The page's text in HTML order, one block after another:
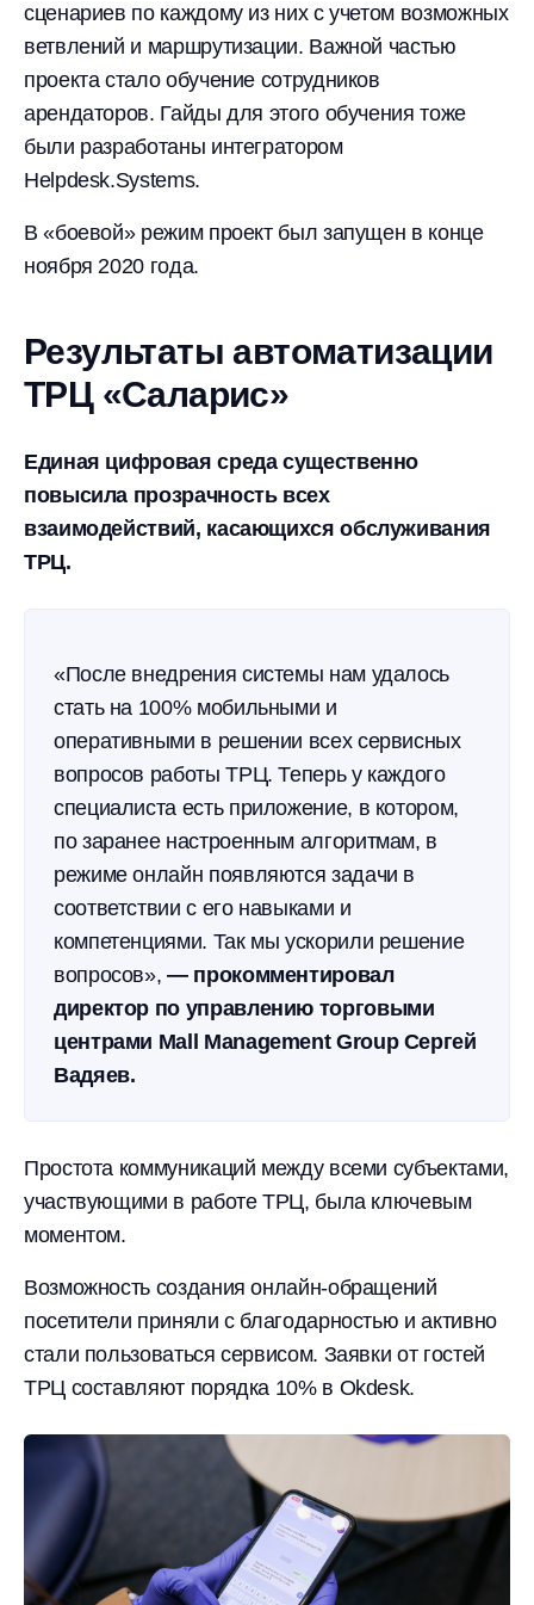
сценариев по каждому из них с учетом возможных
ветвлений и маршрутизации. Важной частью
проекта стало обучение сотрудников
арендаторов. Гайды для этого обучения тоже
были разработаны интегратором
Helpdesk.Systems.
В «боевой» режим проект был запущен в конце
ноября 2020 года.
Результаты автоматизации
ТРЦ «Саларис»
Единая цифровая среда существенно
повысила прозрачность всех
взаимодействий, касающихся обслуживания
ТРЦ.
«После внедрения системы нам удалось
стать на 100% мобильными и
оперативными в решении всех сервисных
вопросов работы ТРЦ. Теперь у каждого
специалиста есть приложение, в котором,
по заранее настроенным алгоритмам, в
режиме онлайн появляются задачи в
соответствии с его навыками и
компетенциями. Так мы ускорили решение
вопросов»,— прокомментировал
директор по управлению торговыми
центрами Mall Management Group Сергей
Вадяев.
Простота коммуникаций между всеми субъектами,
участвующими в работе ТРЦ, была ключевым
моментом.
Возможность создания онлайн-обращений
посетители приняли с благодарностью и активно
стали пользоваться сервисом. Заявки от гостей
ТРЦ составляют порядка 10% в Okdesk.